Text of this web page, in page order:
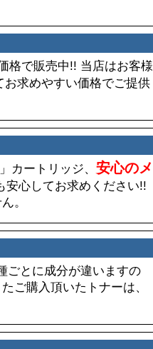
格で販売中!! 当店はお客様
お求めやすい価格でご提供
カートリッジ、 安心のメ
安心してお求めください!!
。
ごとに成分が違いますの
ご購入頂いたトナーは、